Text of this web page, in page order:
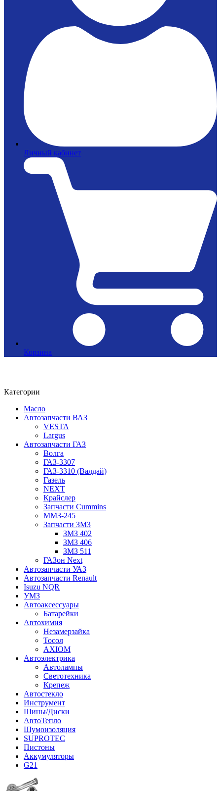
Личный кабинет
Корзина
Категории
Масло
Автозапчасти ВАЗ
VESTA
Largus
Автозапчасти ГАЗ
Волга
ГАЗ-3307
ГАЗ-3310 (Валдай)
Газель
NEXT
Крайслер
Запчасти Cummins
ММЗ-245
Запчасти ЗМЗ
ЗМЗ 402
ЗМЗ 406
ЗМЗ 511
ГАЗон Next
Автозапчасти УАЗ
Автозапчасти Renault
Isuzu NQR
УМЗ
Автоаксессуары
Батарейки
Автохимия
Незамерзайка
Тосол
AXIOM
Автоэлектрика
Автолампы
Светотехника
Крепеж
Автостекло
Инструмент
Шины/Диски
АвтоТепло
Шумоизоляция
SUPROTEC
Пистоны
Аккумуляторы
G21